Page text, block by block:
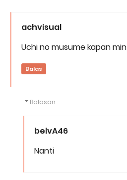
achvisual
Uchi no musume kapan min
Balas
Balasan
belvA46
Nanti